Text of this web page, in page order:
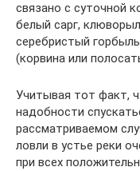
связано с суточной
белый сарг,
серебристый
(корвина или
Учитывая тот факт,
надобности
рассматриваемом
ловли в устье реки
при всех